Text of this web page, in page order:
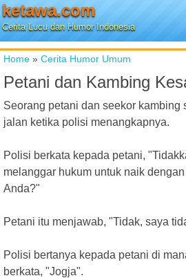
ketawa.com
Cerita Lucu dan Humor Indonesia
Home » Cerita Humor Umum
Petani dan Kambing
Seorang petani dan seekor kambing
jalan ketika polisi menangkapnya.
Polisi berkata kepada petani,
melanggar hukum untuk naik
Anda?"
Petani itu menjawab, "Tidak, saya
Polisi bertanya kepada petani di
berkata, "Jogja".